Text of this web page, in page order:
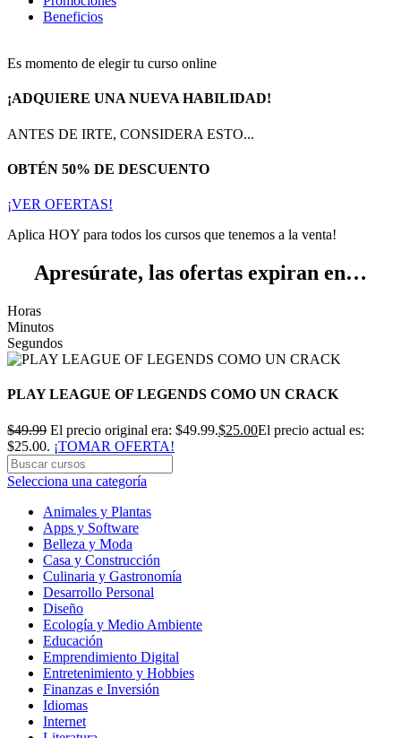
Beneficios
Es momento de elegir tu curso online
¡ADQUIERE UNA NUEVA HABILIDAD!
ANTES DE IRTE, CONSIDERA ESTO...
OBTÉN 50% DE DESCUENTO
¡VER OFERTAS!
Aplica HOY para todos los cursos que tenemos a la venta!
Apresúrate, las ofertas expiran en…
Horas
Minutos
Segundos
PLAY LEAGUE OF LEGENDS COMO UN CRACK
$49.99 El precio original era: $49.99.$25.00El precio actual es:
$25.00. ¡TOMAR OFERTA!
Selecciona una categoría
Animales y Plantas
Apps y Software
Belleza y Moda
Casa y Construcción
Culinaria y Gastronomía
Desarrollo Personal
Diseño
Ecología y Medio Ambiente
Educación
Emprendimiento Digital
Entretenimiento y Hobbies
Finanzas e Inversión
Idiomas
Internet